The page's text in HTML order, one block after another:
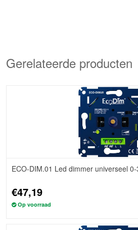
Gerelateerde producten
ECO-DIM.01 Led dimmer universeel
€47,19
Op voorraad